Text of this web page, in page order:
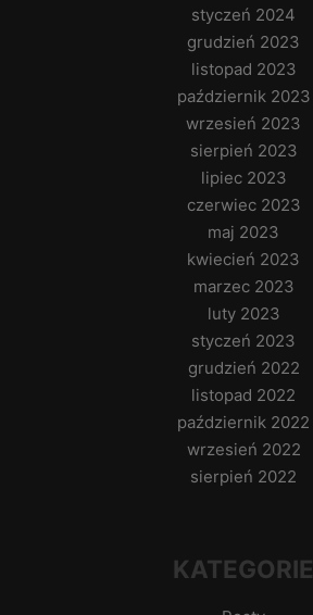
styczeń 2024
grudzień 2023
listopad 2023
październik 2023
wrzesień 2023
sierpień 2023
lipiec 2023
czerwiec 2023
maj 2023
kwiecień 2023
marzec 2023
luty 2023
styczeń 2023
grudzień 2022
listopad 2022
październik 2022
wrzesień 2022
sierpień 2022
KATEGORIE